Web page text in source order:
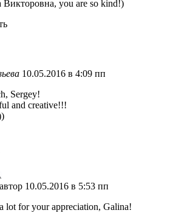
Викторовна, you are so kind!)
10.05.2016 в 4:09 пп
Sergey!
and creative!!!
автор 10.05.2016 в 5:53 пп
lot for your appreciation, Galina!